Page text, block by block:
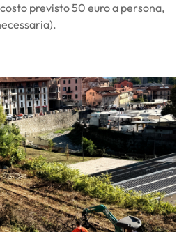
previsto 50 euro a persona,